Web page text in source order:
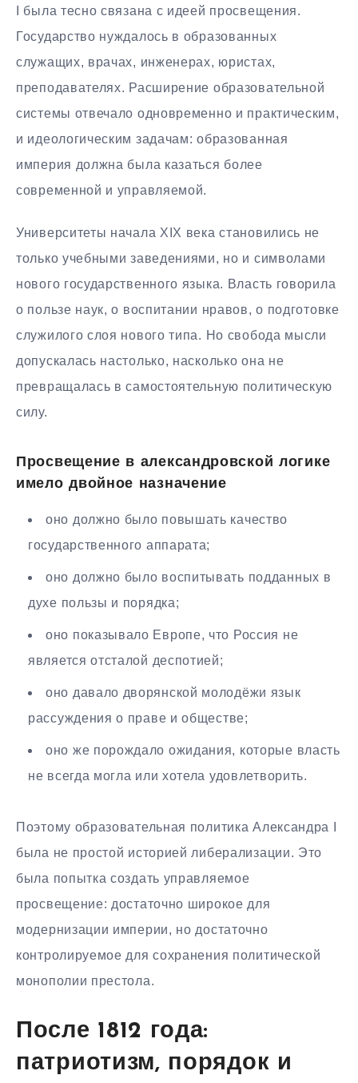
I была тесно связана с идеей просвещения.
Государство нуждалось в образованных
служащих, врачах, инженерах, юристах,
преподавателях. Расширение образовательной
системы отвечало одновременно и практическим,
и идеологическим задачам: образованная
империя должна была казаться более
современной и управляемой.
Университеты начала XIX века становились не
только учебными заведениями, но и символами
нового государственного языка. Власть говорила
о пользе наук, о воспитании нравов, о подготовке
служилого слоя нового типа. Но свобода мысли
допускалась настолько, насколько она не
превращалась в самостоятельную политическую
силу.
Просвещение в александровской логике
имело двойное назначение
оно должно было повышать качество
государственного аппарата;
оно должно было воспитывать подданных в
духе пользы и порядка;
оно показывало Европе, что Россия не
является отсталой деспотией;
оно давало дворянской молодёжи язык
рассуждения о праве и обществе;
оно же порождало ожидания, которые власть
не всегда могла или хотела удовлетворить.
Поэтому образовательная политика Александра I
была не простой историей либерализации. Это
была попытка создать управляемое
просвещение: достаточно широкое для
модернизации империи, но достаточно
контролируемое для сохранения политической
монополии престола.
После 1812 года:
патриотизм, порядок и